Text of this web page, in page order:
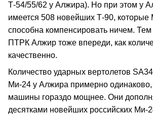
Т-54/55/62 у Алжира). Но при этом у
имеется 508 новейших Т-90, которые
способна компенсировать ничем.
ПТРК Алжир тоже впереди, как
качественно.
Количество ударных вертолетов
Ми-24 у Алжира примерно одинаково,
машины гораздо мощнее. Они
десятками новейших российских Ми-